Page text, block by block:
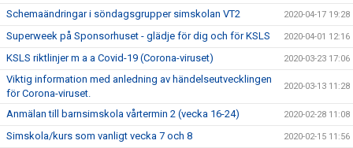
Schemaändringar i söndagsgrupper simskolan VT2 2020-04-17 19:28
Superweek på Sponsorhuset - glädje för dig och för KSLS 2020-04-01 12:16
KSLS riktlinjer m a a Covid-19 (Corona-viruset) 2020-03-23 17:06
Viktig information med anledning av händelseutvecklingen
för Corona-viruset.
2020-03-13 11:28
Anmälan till barnsimskola vårtermin 2 (vecka 16-24) 2020-02-28 11:08
Simskola/kurs som vanligt vecka 7 och 8 2020-02-15 11:56